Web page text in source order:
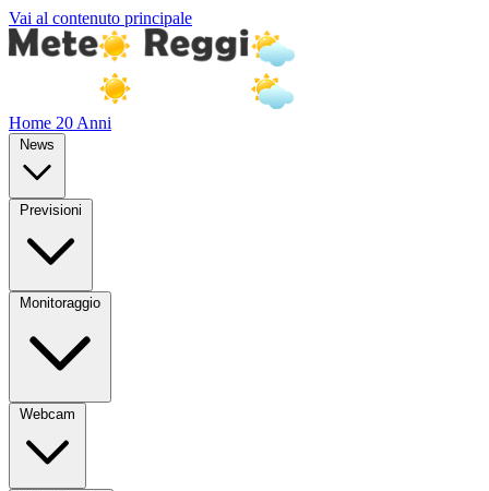
Vai al contenuto principale
Home 20 Anni
News
Previsioni
Monitoraggio
Webcam